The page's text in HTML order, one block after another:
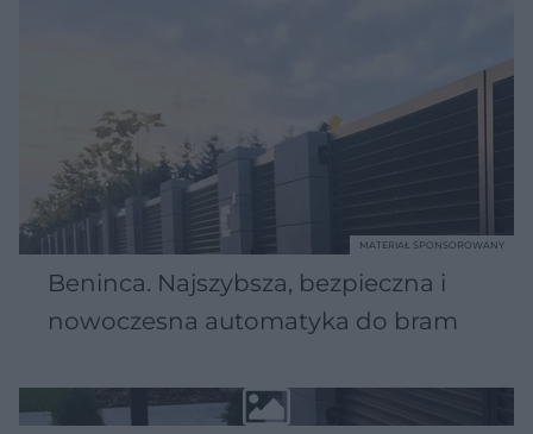
Beninca. Najszybsza, bezpieczna i
nowoczesna automatyka do bram
MATERIAŁ SPONSOROWANY